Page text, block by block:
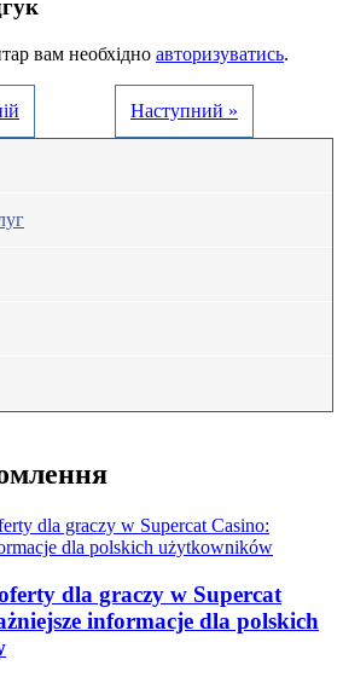
вам необхідно авторизуватись.
Наступний »
dla graczy w Supercat
informacje dla polskich